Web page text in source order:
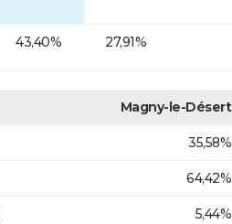
43,40% 27,91%
Magny-le-Désert
35,58%
64,42%
5,44%